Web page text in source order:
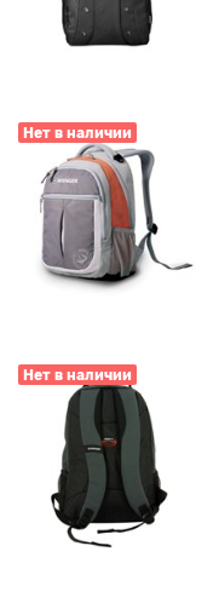
Нет в наличии
Нет в наличии